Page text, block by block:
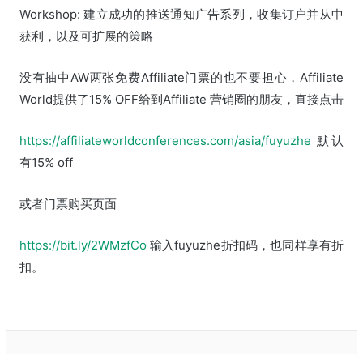
Workshop: 建立成功的推送通知广告系列，收集订户并从中
获利，以及可扩展的策略
没有抽中AW两张免费Affiliate门票的也不要担心，Affiliate
World提供了15% OFF给到Affiliate 营销圈的朋友，直接点击
https://affiliateworldconferences.com/asia/fuyuzhe 默认
有15% off
或者门票购买页面
https://bit.ly/2WMzfCo 输入fuyuzhe折扣码，也同样享有折
扣。